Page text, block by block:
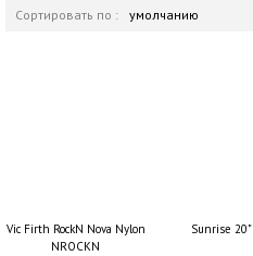
Сортировать по : умолчанию
Vic Firth RockN Nova Nylon
NROCKN
Sunrise